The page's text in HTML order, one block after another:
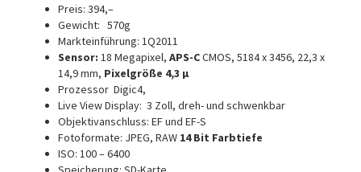
Preis: 394,–
Gewicht: 570g
Markteinführung: 1Q2011
Sensor: 18 Megapixel, APS-CCMOS, 5184 x 3456, 22,3 x
14,9 mm, Pixelgröße 4,3 μ
Prozessor Digic4,
Live View Display: 3 Zoll, dreh- und schwenkbar
Objektivanschluss: EF und EF-S
Fotoformate: JPEG, RAW 14 Bit Farbtiefe
ISO: 100 – 6400